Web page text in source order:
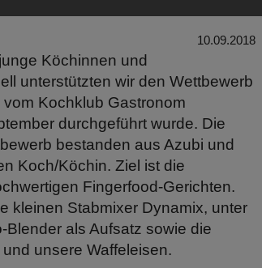
10.09.2018
Köchinnen und
unterstützten wir den Wettbewerb
vom Kochklub Gastronom
durchgeführt wurde. Die
bestanden aus Azubi und
Koch/Köchin. Ziel ist die
Fingerfood-Gerichten.
kleinen Stabmixer Dynamix, unter
Blender als Aufsatz sowie die
unsere Waffeleisen.